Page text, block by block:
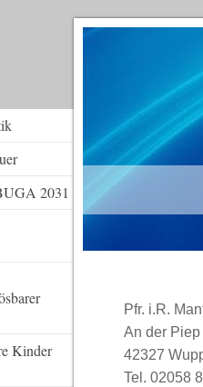
Pfr. i.R.
An der Piep
42327
Tel. 02058
2031
Kinder